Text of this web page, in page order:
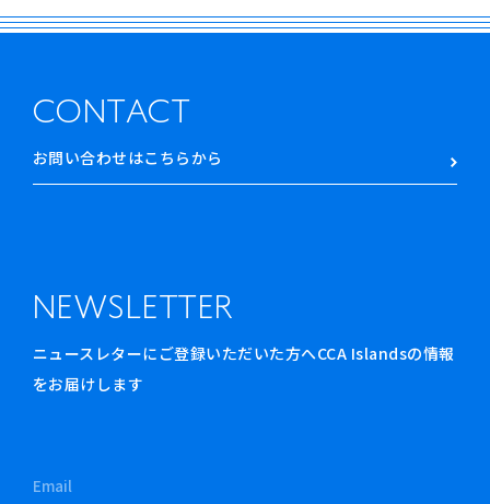
CONTACT
お問い合わせはこちらから
NEWSLETTER
ニュースレターにご登録いただいた方へCCA Islandsの情報
をお届けします